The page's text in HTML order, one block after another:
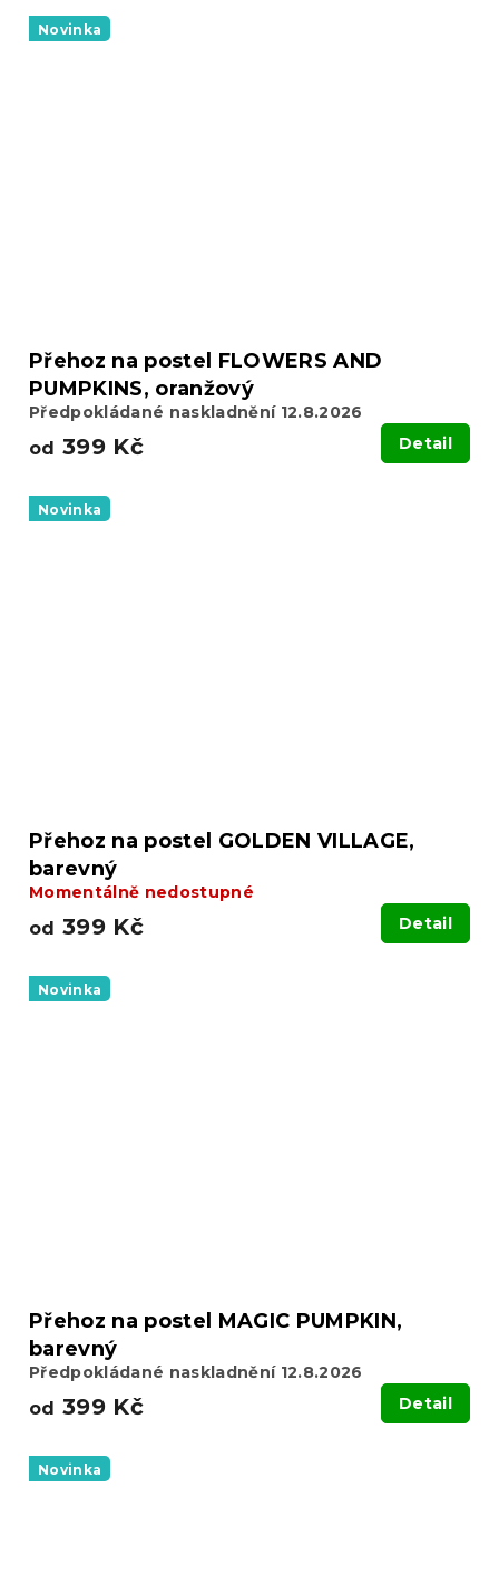
Novinka
Přehoz na postel FLOWERS AND
PUMPKINS, oranžový
Předpokládané naskladnění 12.8.2026
od 399 Kč Detail
Novinka
Přehoz na postel GOLDEN VILLAGE,
barevný
Momentálně nedostupné
od 399 Kč Detail
Novinka
Přehoz na postel MAGIC PUMPKIN,
barevný
Předpokládané naskladnění 12.8.2026
od 399 Kč Detail
Novinka